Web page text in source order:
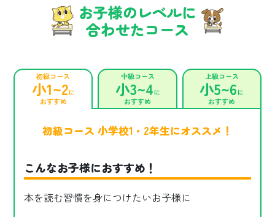
お子様のレベルに
合わせたコース
初級コース
小1~2に
おすすめ
中級コース
小3~4に
おすすめ
上級コース
小5~6に
おすすめ
初級コース 小学校1・2年生にオススメ！
こんなお子様におすすめ！
本を読む習慣を身につけたいお子様に